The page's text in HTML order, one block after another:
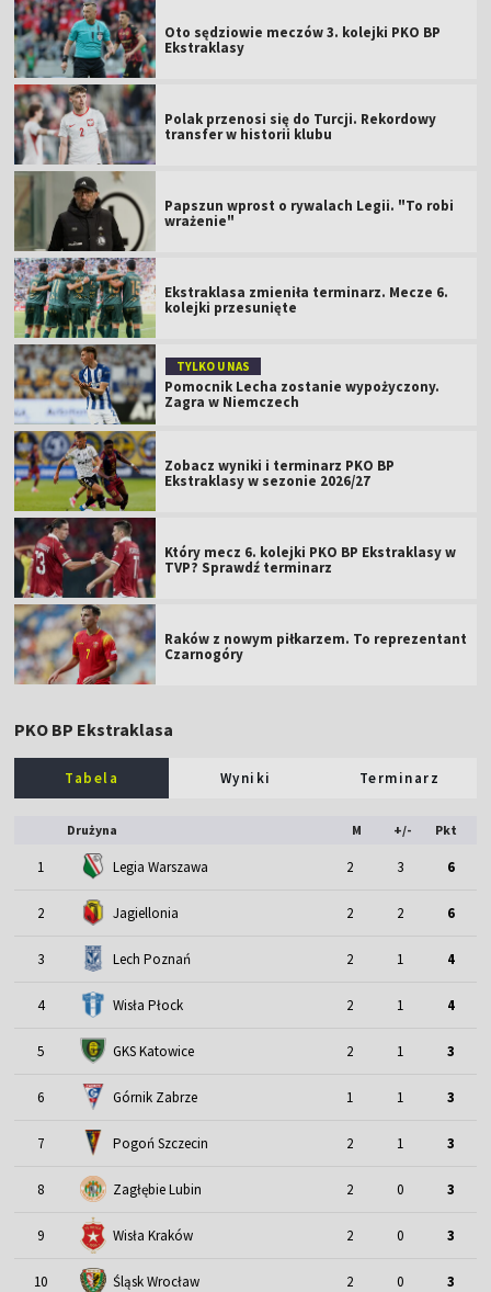
Oto sędziowie meczów 3. kolejki PKO BP
Ekstraklasy
Polak przenosi się do Turcji. Rekordowy
transfer w historii klubu
Papszun wprost o rywalach Legii. "To robi
wrażenie"
Ekstraklasa zmieniła terminarz. Mecze 6.
kolejki przesunięte
TYLKO U NAS
Pomocnik Lecha zostanie wypożyczony.
Zagra w Niemczech
Zobacz wyniki i terminarz PKO BP
Ekstraklasy w sezonie 2026/27
Który mecz 6. kolejki PKO BP Ekstraklasy w
TVP? Sprawdź terminarz
Raków z nowym piłkarzem. To reprezentant
Czarnogóry
PKO BP Ekstraklasa
Tabela Wyniki Terminarz
Drużyna M +/- Pkt
1 Legia Warszawa 2 3 6
2 Jagiellonia 2 2 6
3 Lech Poznań 2 1 4
4 Wisła Płock 2 1 4
5 GKS Katowice 2 1 3
6 Górnik Zabrze 1 1 3
7 Pogoń Szczecin 2 1 3
8 Zagłębie Lubin 2 0 3
9 Wisła Kraków 2 0 3
10 Śląsk Wrocław 2 0 3